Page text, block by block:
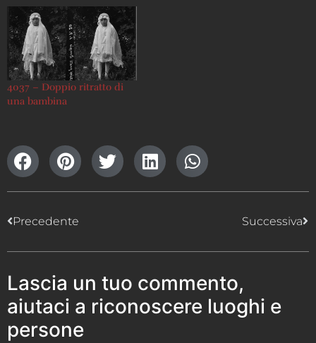
4037 – Doppio ritratto di
una bambina
Precedente Successiva
Lascia un tuo commento,
aiutaci a riconoscere luoghi e
persone